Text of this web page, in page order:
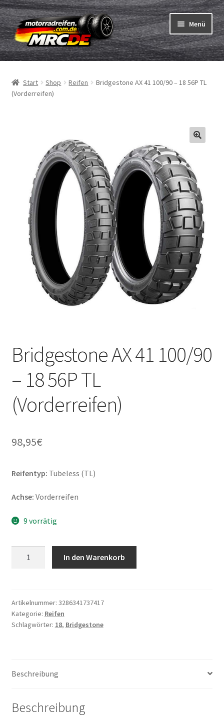
Zur
Navigation
springen
Zum
Inhalt
springen
Menü
Reifen
Schläuche
Reifentest
Marken
öffnen
Kontakt
Start Shop Reifen
Bridgestone AX 41 100/90 – 18 56P TL
(Vorderreifen)
Bridgestone AX 41 100/90
– 18 56P TL
(Vorderreifen)
98,95€
Reifentyp: Tubeless (TL)
Achse: Vorderreifen
9 vorrätig
-
18
56P
In den Warenkorb
Artikelnummer: 3286341737417
Kategorie: Reifen
Schlagwörter: 18, Bridgestone
Beschreibung
Beschreibung